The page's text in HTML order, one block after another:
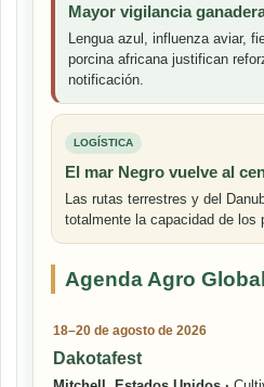
Mayor vigilancia
Lengua azul, influenza aviar,
porcina africana justifican
notificación.
LOGÍSTICA
El mar Negro vuelve al
Las rutas terrestres y del
totalmente la capacidad de los
Agenda Agro Global
18–20 de agosto de 2026
Dakotafest